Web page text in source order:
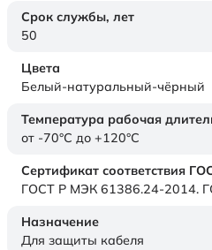
Срок службы, лет
50
Цвета
Белый-натуральный-чёрный
Температура рабочая
от -70°C до +120°C
Сертификат соответствия
ГОСТ Р МЭК 61386.24-2014.
Назначение
Для защиты кабеля